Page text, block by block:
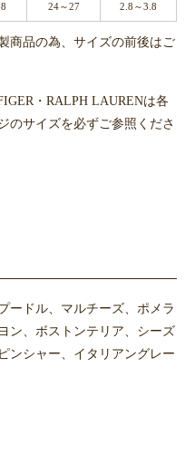
24～27 2.8～3.8
商品の為、サイズの前後はご
・RALPH LAURENは各
のサイズを必ずご参照くださ
ードル、マルチーズ、ポメラ
ン、ボストンテリア、シーズ
ンシャー、イタリアングレー